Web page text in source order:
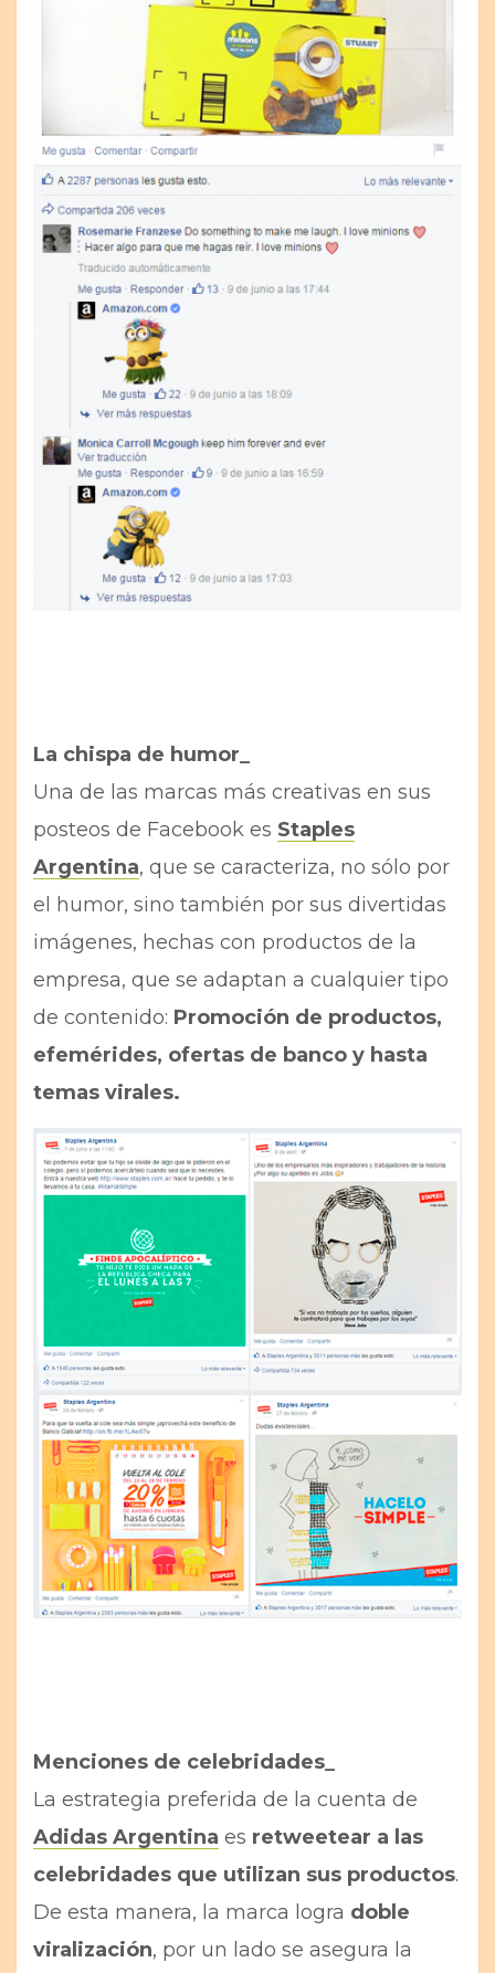
La chispa de humor_
Una de las marcas más creativas en sus
posteos de Facebook es Staples
Argentina, que se caracteriza, no sólo por
el humor, sino también por sus divertidas
imágenes, hechas con productos de la
empresa, que se adaptan a cualquier tipo
de contenido: Promoción de productos,
efemérides, ofertas de banco y hasta
temas virales.
Menciones de celebridades_
La estrategia preferida de la cuenta de
Adidas Argentina es retweetear a las
celebridades que utilizan sus productos.
De esta manera, la marca logra doble
viralización, por un lado se asegura la